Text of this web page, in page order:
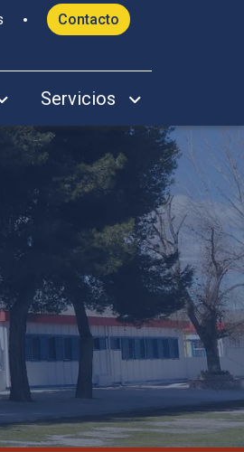
Contacto
Servicios